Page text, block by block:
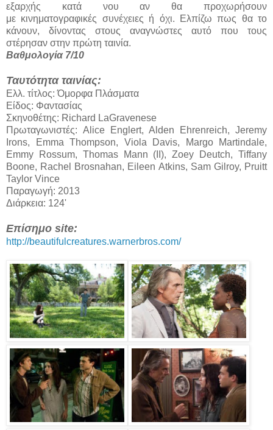
εξαρχής κατά νου αν θα προχωρήσουν
με κινηματογραφικές συνέχειες ή όχι. Ελπίζω πως θα το
κάνουν, δίνοντας στους αναγνώστες αυτό που τους
στέρησαν στην πρώτη ταινία.
Βαθμολογία 7/10
Ταυτότητα ταινίας:
Ελλ. τίτλος: Όμορφα Πλάσματα
Είδος: Φαντασίας
Σκηνοθέτης: Richard LaGravenese
Πρωταγωνιστές: Alice Englert, Alden Ehrenreich, Jeremy
Irons, Emma Thompson, Viola Davis, Margo Martindale,
Emmy Rossum, Thomas Mann (II), Zoey Deutch, Tiffany
Boone, Rachel Brosnahan, Eileen Atkins, Sam Gilroy, Pruitt
Taylor Vince
Παραγωγή: 2013
Διάρκεια: 124'
Επίσημο site:
http://beautifulcreatures.warnerbros.com/